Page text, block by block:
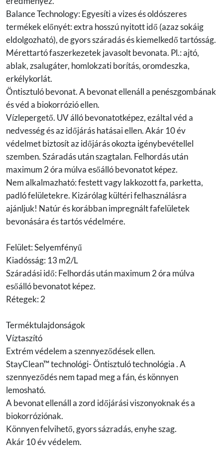
Balance Technology: Egyesíti a vizes és oldószeres
termékek előnyét: extra hosszú nyitott idő (azaz sokáig
eldolgozható), de gyors száradás és kiemelkedő tartósság.
Mérettartó faszerkezetek javasolt bevonata. Pl.: ajtó,
ablak, zsalugáter, homlokzati borítás, oromdeszka,
erkélykorlát.
Öntisztuló bevonat. A bevonat ellenáll a penészgombának
és véd a biokorrózió ellen.
Vízlepergető. UV álló bevonatotképez, ezáltal véd a
nedvesség és az időjárás hatásai ellen. Akár 10 év
védelmet biztosít az időjárás okozta igénybevétellel
szemben. Száradás után szagtalan. Felhordás után
maximum 2 óra múlva esőálló bevonatot képez.
Nem alkalmazható: festett vagy lakkozott fa, parketta,
padló felületekre. Kizárólag kültéri felhasználásra
ajánljuk! Natúr és korábban impregnált fafelületek
bevonására és tartós védelmére.
Felület: Selyemfényű
Kiadósság: 13 m2/L
Száradási idő: Felhordás után maximum 2 óra múlva
esőálló bevonatot képez.
Rétegek: 2
Terméktulajdonságok
Víztaszító
Extrém védelem a szennyeződések ellen.
StayClean™ technológi- Öntisztuló technológia . A
szennyeződés nem tapad meg a fán, és könnyen
lemosható.
A bevonat ellenáll a zord időjárási viszonyoknak és a
biokorróziónak.
Könnyen felvihető, gyors sázradás, enyhe szag.
Akár 10 év védelem.